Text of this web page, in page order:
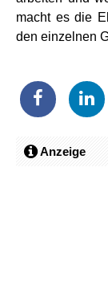
macht es die
den einzelnen
Anzeige